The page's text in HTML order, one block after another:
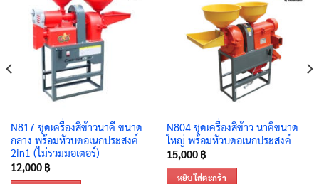
N817 ชุดเครื่องสีข้าวนาคี ขนาด
กลาง พร้อมหัวบดอเนกประสงค์
2in1 (ไม่รวมมอเตอร์)
12,000 ฿
N804 ชุดเครื่องสีข้าว นาคีขนาด
ใหญ่ พร้อมหัวบดอเนกประสงค์
15,000 ฿
หยิบใส่ตะกร้า